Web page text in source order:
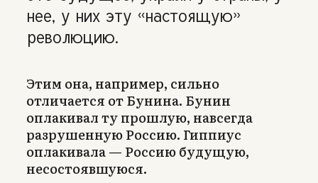
нее, у них эту «настоящую»
революцию.
Этим она, например, сильно
отличается от Бунина. Бунин
оплакивал ту прошлую, навсегда
разрушенную Россию. Гиппиус
оплакивала — Россию будущую,
несостоявшуюся.